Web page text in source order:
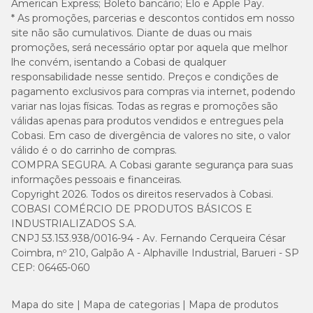
ARação Gran Pluspara cães filhotes sabor carne e arroz é um
alimento com toda a qualidade BRFPet. Ela faz parte do BRF,
sendo uma das maiores produtoras de PetFood do Brasil com mais
de 20 marcas nacionais e para exportação.
Gran Plus Filhote com o melhor preço é na Cobasi
Está em busca da ração
Gran Plus Filhote com o melhor
preçopara o seu cão? Então, você está no lugar certo! Só no pet
shop online você encontra toda a linha de alimentosGrand Pluse
comedouroscom descontos especiais. Além disso, você pode
agendar a entrega do pedido de acordo com a necessidade com a
Compra Programada.
American Express; Boleto bancário; Elo e Apple Pay.
* As promoções, parcerias e descontos contidos em nosso
site não são cumulativos. Diante de duas ou mais
promoções, será necessário optar por aquela que melhor
lhe convém, isentando a Cobasi de qualquer
responsabilidade nesse sentido. Preços e condições de
pagamento exclusivos para compras via internet, podendo
variar nas lojas físicas. Todas as regras e promoções são
válidas apenas para produtos vendidos e entregues pela
Cobasi. Em caso de divergência de valores no site, o valor
válido é o do carrinho de compras.
COMPRA SEGURA. A Cobasi garante segurança para suas
informações pessoais e financeiras.
Copyright 2026. Todos os direitos reservados à Cobasi.
COBASI COMÉRCIO DE PRODUTOS BÁSICOS E
INDUSTRIALIZADOS S.A.
CNPJ 53.153.938/0016-94 - Av. Fernando Cerqueira César
Coimbra, nº 210, Galpão A - Alphaville Industrial, Barueri - SP
CEP: 06465-060
Mapa do site Mapa de categorias Mapa de produtos